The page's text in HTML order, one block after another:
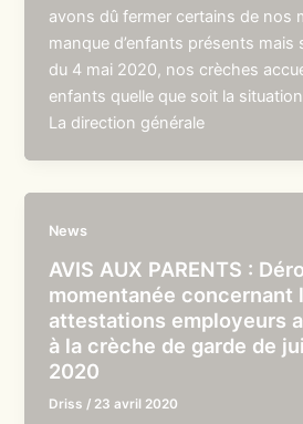
avons dû fermer certains de nos
manque d’enfants présents mais
du 4 mai 2020, nos crèches
enfants quelle que soit la
La direction générale
News
AVIS AUX PARENTS :
momentanée concernant
attestations employeurs
à la crèche de garde de
2020
Driss / 23 avril 2020